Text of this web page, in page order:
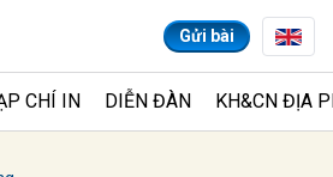
Gửi bài
CHÍ IN DIỄN ĐÀN KH&CN ĐỊA